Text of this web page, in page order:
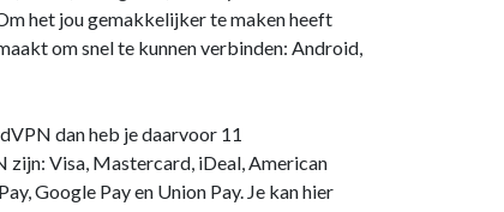
het jou gemakkelijker te maken heeft
om snel te kunnen verbinden: Android,
dan heb je daarvoor 11
Visa, Mastercard, iDeal, American
Google Pay en Union Pay. Je kan hier